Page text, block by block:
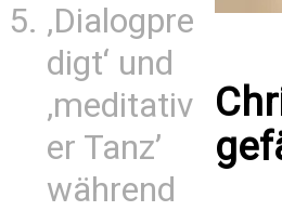
‚Dialogpre
digt‘ und
‚meditativ
er Tanz’
während